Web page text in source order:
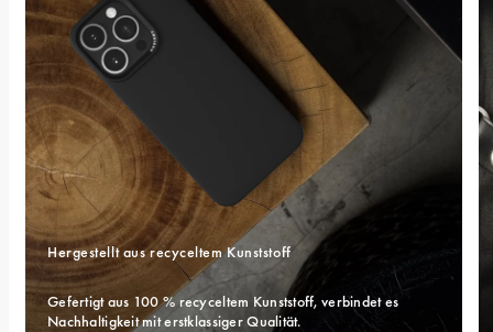
Hergestellt aus recyceltem Kunststoff
Gefertigt aus 100 % recyceltem Kunststoff, verbindet es
Nachhaltigkeit mit erstklassiger Qualität.